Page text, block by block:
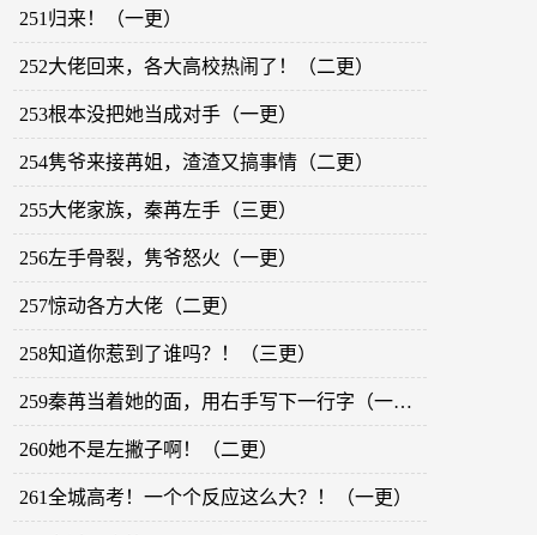
251归来！（一更）
252大佬回来，各大高校热闹了！（二更）
253根本没把她当成对手（一更）
254隽爷来接苒姐，渣渣又搞事情（二更）
255大佬家族，秦苒左手（三更）
256左手骨裂，隽爷怒火（一更）
257惊动各方大佬（二更）
258知道你惹到了谁吗？！（三更）
259秦苒当着她的面，用右手写下一行字（一更）
260她不是左撇子啊！（二更）
261全城高考！一个个反应这么大？！（一更）